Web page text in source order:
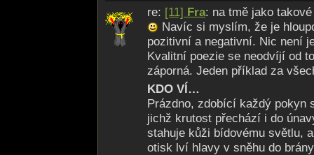
re: [11] Fra: na tmě jako
Navíc si myslím, že je
pozitivní a negativní. Nic není
Kvalitní poezie se neodvíjí od
záporná. Jeden příklad za
KDO VÍ…
Prázdno, zdobící každý pokyn
jichž krutost přechází i do
stahuje kůži bídovému světlu,
otisk lví hlavy v sněhu do